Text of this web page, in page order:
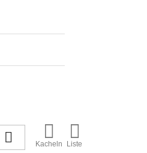
 
Kacheln

Liste